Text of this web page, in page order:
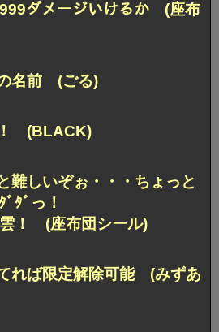
ダメージいけるか (座布
名前 (ごる)
(BLACK)
難しいぞぉ・・・ ちょっと
ﾀﾞっ！
雲！ (座布団シール)
れば限定解除可能 (みずあ